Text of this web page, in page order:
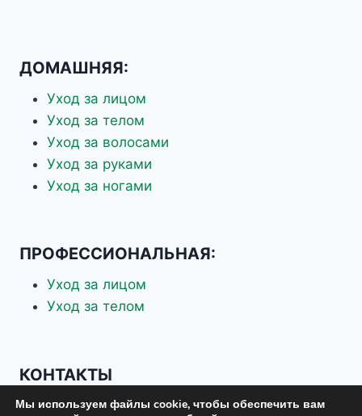
ДОМАШНЯЯ:
Уход за лицом
Уход за телом
Уход за волосами
Уход за руками
Уход за ногами
ПРОФЕССИОНАЛЬНАЯ:
Уход за лицом
Уход за телом
КОНТАКТЫ
+7 926 337-70-88
Мы используем файлы cookie, чтобы обеспечить вам